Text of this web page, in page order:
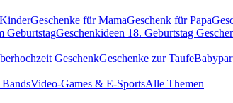
Geschenke für MamaGeschenk für Papa
GeburtstagGeschenkideen 18. Geburtstag
GeschenkGeschenke zur Taufe
Video-Games & E-SportsAlle Themen